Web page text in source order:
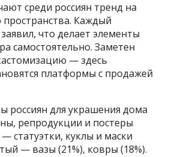
среди россиян тренд на
Каждый
что делает элементы
самостоятельно. Заметен
— здесь
платформы с продажей
россиян для украшения дома
репродукции и постеры
статуэтки, куклы и маски
— вазы (21%), ковры (18%).